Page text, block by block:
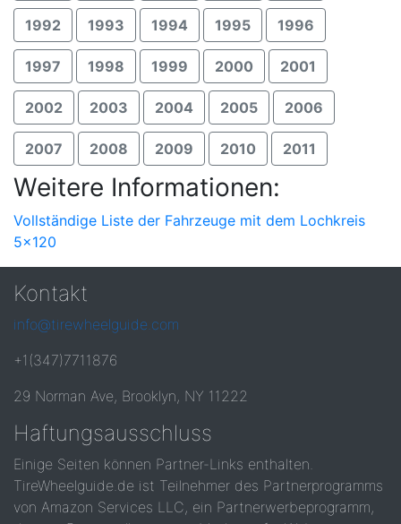
1992 1993 1994 1995 1996
1997 1998 1999 2000 2001
2002 2003 2004 2005 2006
2007 2008 2009 2010 2011
Weitere Informationen:
Vollständige Liste der Fahrzeuge mit dem Lochkreis
5x120
Kontakt
info@tirewheelguide.com
+1(347)7711876
29 Norman Ave, Brooklyn, NY 11222
Haftungsausschluss
Einige Seiten können Partner-Links enthalten.
TireWheelguide.de ist Teilnehmer des Partnerprogramms
von Amazon Services LLC, ein Partnerwerbeprogramm,